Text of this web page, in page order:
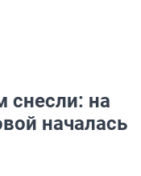
снесли: на
началась